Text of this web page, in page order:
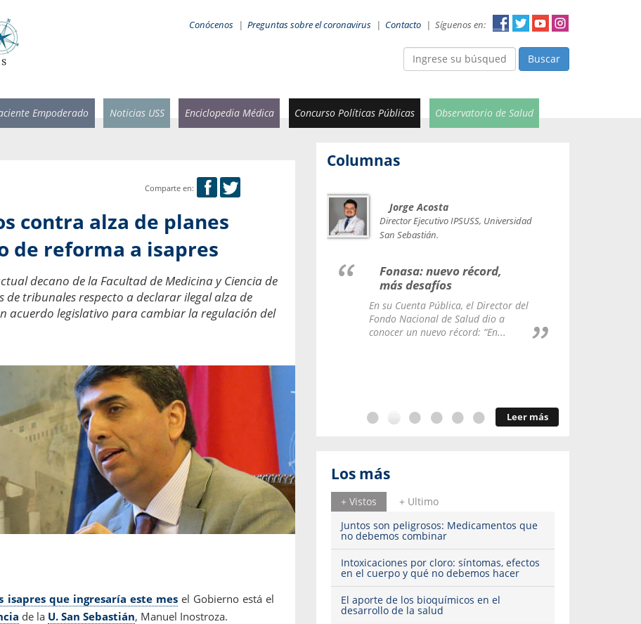
Conócenos | Preguntas sobre el coronavirus | Contacto | Síguenos en:
Buscar
Empoderado Noticias USS Enciclopedia Médica Concurso Políticas Públicas Observatorio de Salud
Comparte en:
contra alza de planes
de reforma a isapres
decano de la Facultad de Medicina y Ciencia de
de tribunales respecto a declarar ilegal alza de
acuerdo legislativo para cambiar la regulación del
isapres que ingresaría este mesel Gobierno está el
de la U. San Sebastián, Manuel Inostroza.
Columnas
de
cuando
se
de...
Decana facultad de Odontología,
Universidad San Sebastián.
salud bucal?
En Chile, nadie muere de caries ni de
enfermedades periodontales. Sin
Jorge Acosta
Director Ejecutivo IPSUSS, Universidad
San Sebastián.
Fonasa: nuevo récord,
más desafíos
En su Cuenta Pública, el Director del
Fondo Nacional de Salud dio a
conocer un nuevo récord: “En...
Leer más
Los más
+ Vistos
+ Ultimo
Juntos son peligrosos: Medicamentos que
no debemos combinar
Intoxicaciones por cloro: síntomas, efectos
en el cuerpo y qué no debemos hacer
El aporte de los bioquímicos en el
desarrollo de la salud